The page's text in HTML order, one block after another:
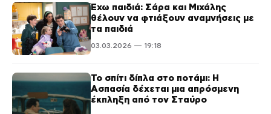
Έχω παιδιά: Σάρα και Μιχάλης
θέλουν να φτιάξουν αναμνήσεις με
τα παιδιά
03.03.2026 — 19:18
Το σπίτι δίπλα στο ποτάμι: Η
Ασπασία δέχεται μια απρόσμενη
έκπληξη από τον Σταύρο